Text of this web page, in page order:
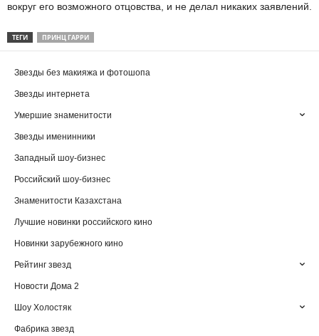
вокруг его возможного отцовства, и не делал никаких заявлений.
ТЕГИ ПРИНЦ ГАРРИ
Звезды без макияжа и фотошопа
Звезды интернета
Умершие знаменитости
Звезды именинники
Западный шоу-бизнес
Российский шоу-бизнес
Знаменитости Казахстана
Лучшие новинки российского кино
Новинки зарубежного кино
Рейтинг звезд
Новости Дома 2
Шоу Холостяк
Фабрика звезд